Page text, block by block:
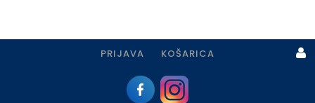
PRIJAVA KOŠARICA
Prijava